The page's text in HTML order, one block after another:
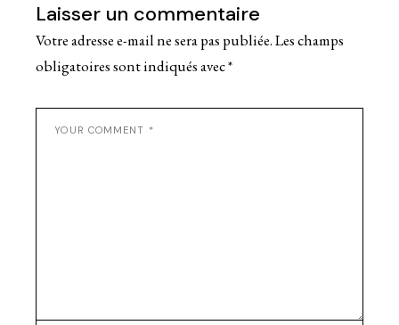
Laisser un commentaire
Votre adresse e-mail ne sera pas publiée.Les champs
obligatoires sont indiqués avec*